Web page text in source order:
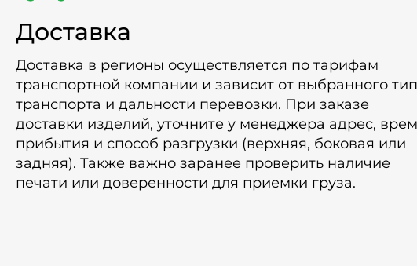
Доставка
Доставка в регионы осуществляется по тарифам
транспортной компании и зависит от выбранного
транспорта и дальности перевозки. При заказе
доставки изделий, уточните у менеджера адрес,
прибытия и способ разгрузки (верхняя, боковая или
задняя). Также важно заранее проверить наличие
печати или доверенности для приемки груза.